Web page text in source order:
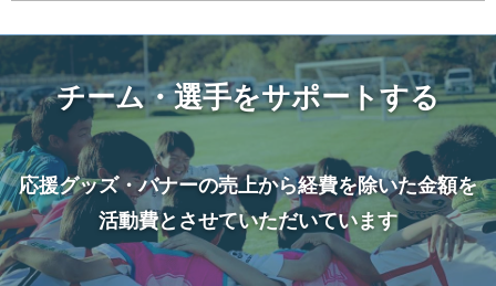
チーム・選手をサポートする
応援グッズ・バナーの売上から経費を除いた金額を
活動費とさせていただいています